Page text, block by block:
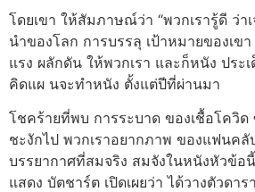
โดยเขา ให้สัมภาษณ์ว่า “พวกเรารู้ดี ว่
นำของโลก การบรรลุ เป้าหมายของเข
แรง ผลักดัน ให้พวกเรา และก็หนัง ประ
คิดแผ นจะทำหนัง ตั้งแต่ปีที่ผ่านมา
โชคร้ายที่พบ การระบาด ของเชื้อโควิ
ชะงักไป พวกเราอยากภาพ ของแฟนคลั
บรรยากาศที่สมจริง สมจังในหนังหัวข้อ
แสดง บัตชาร์ต เปิดเผยว่า ได้วางตัวดา